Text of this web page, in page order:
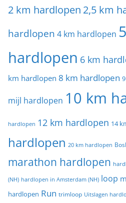
2 km hardlopen 2,5 km
hardlopen 4 km hardlopen
hardlopen 6 km
km hardlopen 8 km hardlopen
mijl hardlopen 10 km
hardlopen 12 km hardlopen 14
hardlopen 20 km hardlopen
marathon hardlopen
(NH) hardlopen in Amsterdam (NH) loop
hardlopen Run trimloop Uitslagen